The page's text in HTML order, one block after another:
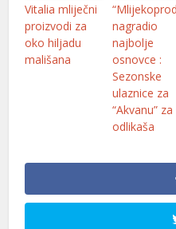
Vitalia mliječni
proizvodi za
oko hiljadu
mališana
nagradio
najbolje
osnovce :
Sezonske
ulaznice za
“Akvanu”
odlikaša